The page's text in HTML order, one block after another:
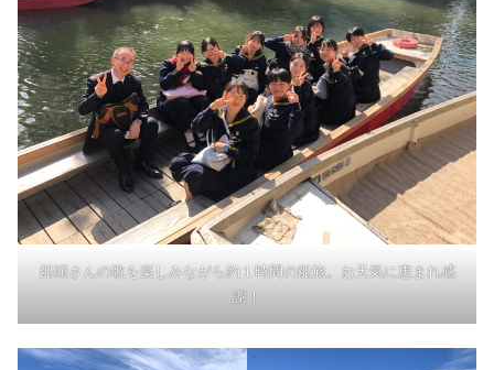
船頭さんの歌を楽しみながら約１時間の船旅。お天気に恵まれ感
謝！